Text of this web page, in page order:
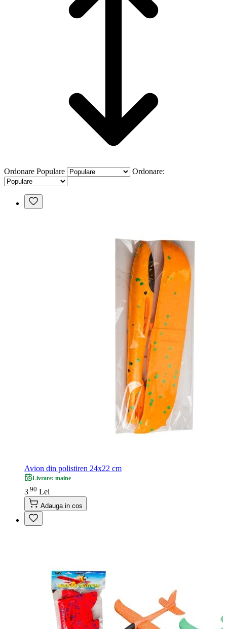
Ordonare Populare Ordonare:
Avion din polistiren 24x22 cm
Livrare: maine
3 90 Lei
Adauga in cos